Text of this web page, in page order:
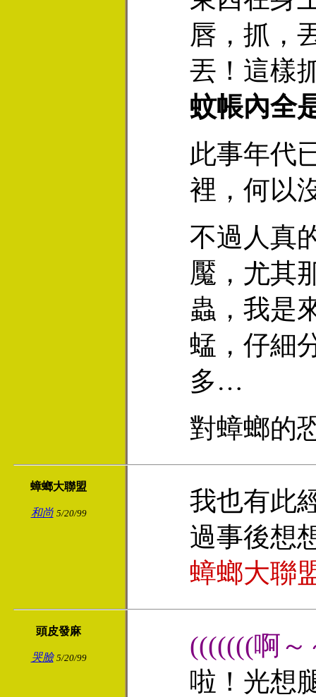
唇，抓，
丟！這樣
蚊帳內全
此事年代
裡，何以
不過人真
魘，尤其
蟲，我是
蜢，仔細
多…
對蟑螂的
蟑螂大聯盟
和尚 5/20/99
我也有此
過事後想
蟑螂大聯
頭皮發麻
哭臉 5/20/99
(((((((啊
啦！光想